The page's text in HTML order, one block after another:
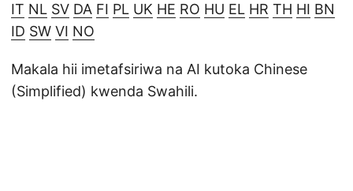
IT NL SV DA FI PL UK HE RO HU EL HR TH HI BN
ID SW VI NO
Makala hii imetafsiriwa na AI kutoka Chinese
(Simplified) kwenda Swahili.